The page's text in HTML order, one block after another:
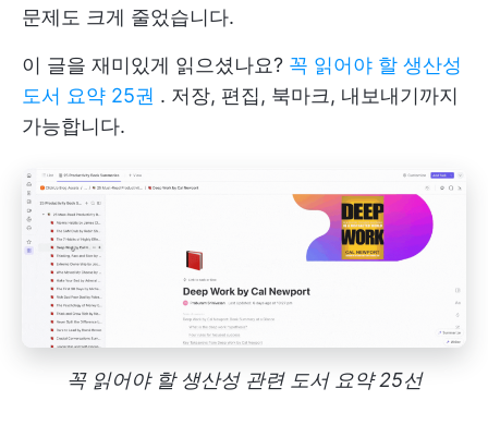
문제도 크게 줄었습니다.
이 글을 재미있게 읽으셨나요? 꼭 읽어야 할 생산성
도서 요약 25권 . 저장, 편집, 북마크, 내보내기까지
가능합니다.
꼭 읽어야 할 생산성 관련 도서 요약 25선